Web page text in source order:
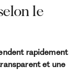
le
rapidement
et une